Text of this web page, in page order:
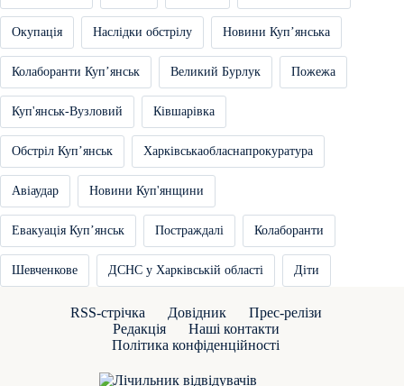
Окупація Наслідки обстрілу Новини Купʼянська
Колаборанти Купʼянськ Великий Бурлук Пожежа
Куп'янськ-Вузловий Ківшарівка
Обстріл Купʼянськ Харківськаобласнапрокуратура
Авіаудар Новини Куп'янщини
Евакуація Купʼянськ Постраждалі Колаборанти
Шевченкове ДСНС у Харківській області Діти
RSS-стрічка Довідник
Прес-релізи
Редакція
Наші контакти
Політика конфіденційності